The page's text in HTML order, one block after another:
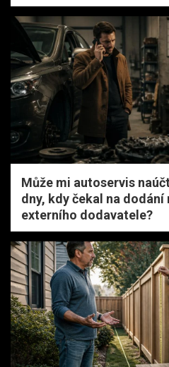
Může mi autoservis
dny, kdy čekal na
externího dodavatele?